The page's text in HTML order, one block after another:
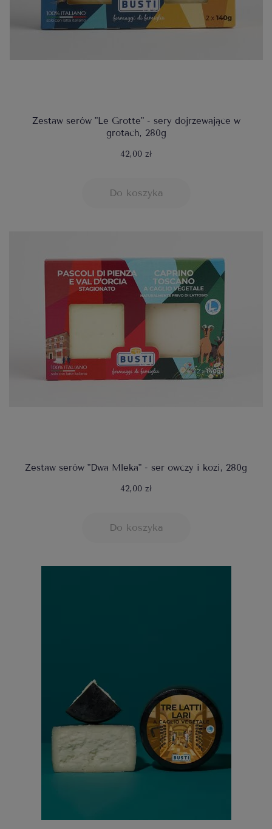
Zestaw serów "Le Grotte" - sery dojrzewające w
grotach, 280g
42,00 zł
Do koszyka
Zestaw serów "Dwa Mleka" - ser owczy i kozi, 280g
42,00 zł
Do koszyka